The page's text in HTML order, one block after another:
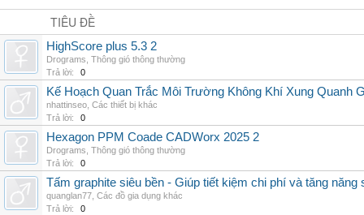
TIÊU ĐỀ
HighScore plus 5.3 2
Drograms Thông gió thông thường
Trả lời:
0
Kế Hoạch Quan Trắc Môi Trường Không Khí Xung Quanh
nhattinseo Các thiết bị khác
Trả lời:
0
Hexagon PPM Coade CADWorx 2025 2
Drograms Thông gió thông thường
Trả lời:
0
Tấm graphite siêu bền - Giúp tiết kiệm chi phí và tăng năng
quanglan77 Các đồ gia dụng khác
Trả lời:
0